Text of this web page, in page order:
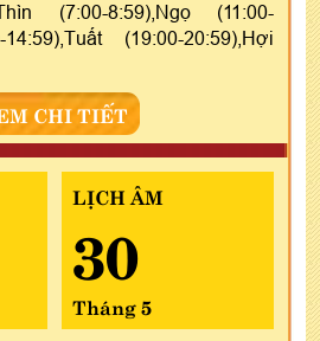
(7:00-8:59),Ngọ (11:00-
(19:00-20:59),Hợi
CHI TIẾT
LỊCH ÂM
30
Tháng 5